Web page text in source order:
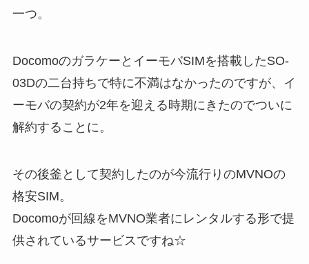
一つ。
DocomoのガラケーとイーモバSIMを搭載したSO-
03Dの二台持ちで特に不満はなかったのですが、イ
ーモバの契約が2年を迎える時期にきたのでついに
解約することに。
その後釜として契約したのが今流行りのMVNOの
格安SIM。
Docomoが回線をMVNO業者にレンタルする形で提
供されているサービスですね☆